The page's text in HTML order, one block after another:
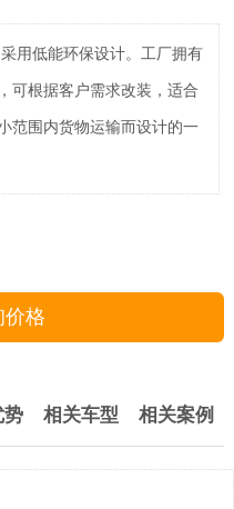
用低能环保设计。工厂拥有
可根据客户需求改装，适合
范围内货物运输而设计的一
价格
势 相关车型 相关案例